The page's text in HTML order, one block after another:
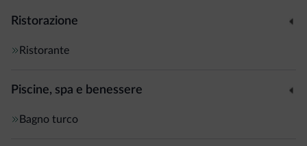
Ristorazione
Ristorante
Piscine, spa e benessere
Bagno turco